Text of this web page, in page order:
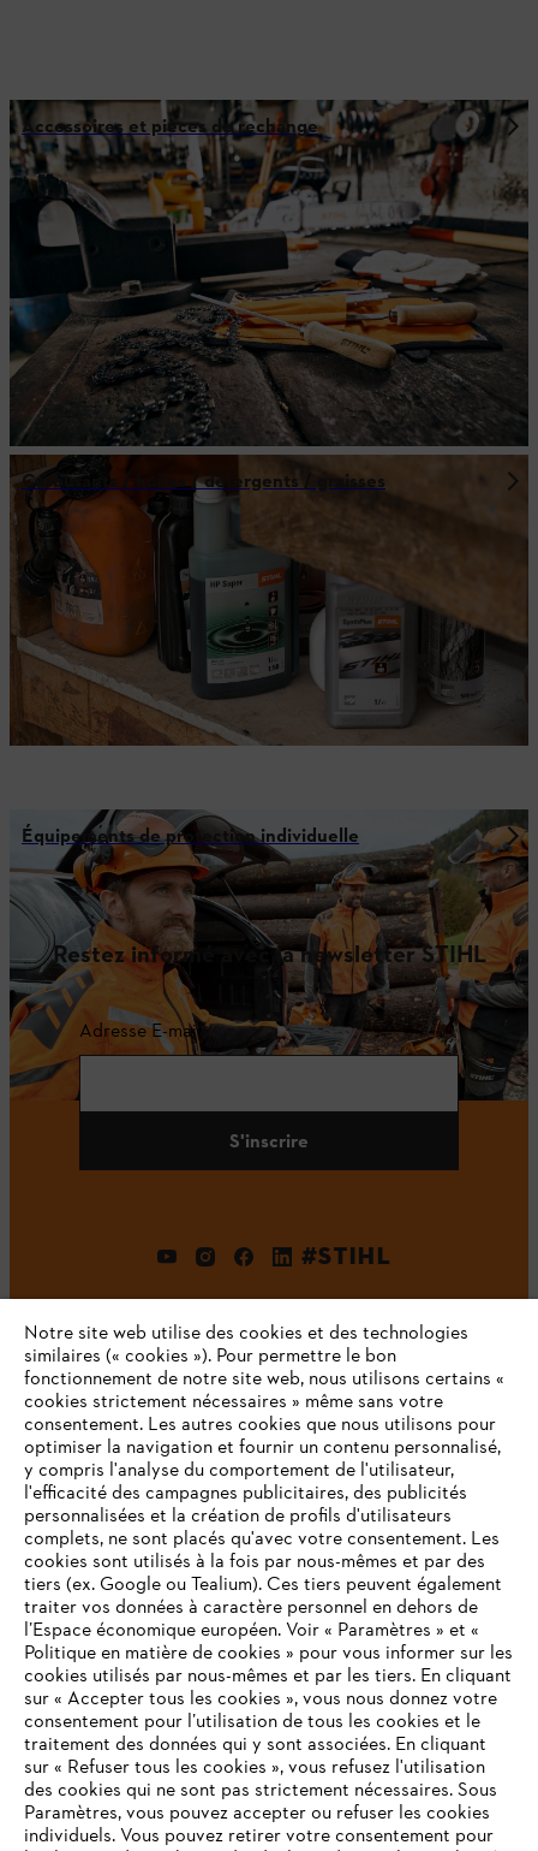
Accessoires et pièces de rechange
Carburants / huiles / détergents / graisses
Équipements de protection individuelle
Restez informé avec la newsletter STIHL
Adresse E-mail
S'inscrire
#STIHL
L'Entreprise
STIHL FAQ
Contact
Politique de protection des données
VOTRE NAVIGATEUR INTERNET
N'EST PLUS PRIS EN CHARGE
Notre site web utilise des cookies et des technologies
similaires (« cookies »). Pour permettre le bon
fonctionnement de notre site web, nous utilisons certains «
cookies strictement nécessaires » même sans votre
consentement. Les autres cookies que nous utilisons pour
optimiser la navigation et fournir un contenu personnalisé,
y compris l'analyse du comportement de l'utilisateur,
l'efficacité des campagnes publicitaires, des publicités
personnalisées et la création de profils d'utilisateurs
complets, ne sont placés qu'avec votre consentement. Les
cookies sont utilisés à la fois par nous-mêmes et par des
tiers (ex. Google ou Tealium). Ces tiers peuvent également
traiter vos données à caractère personnel en dehors de
l’Espace économique européen. Voir « Paramètres » et «
Politique en matière de cookies » pour vous informer sur les
cookies utilisés par nous-mêmes et par les tiers. En cliquant
sur « Accepter tous les cookies », vous nous donnez votre
consentement pour l’utilisation de tous les cookies et le
traitement des données qui y sont associées. En cliquant
sur « Refuser tous les cookies », vous refusez l'utilisation
des cookies qui ne sont pas strictement nécessaires. Sous
Paramètres, vous pouvez accepter ou refuser les cookies
individuels. Vous pouvez retirer votre consentement pour